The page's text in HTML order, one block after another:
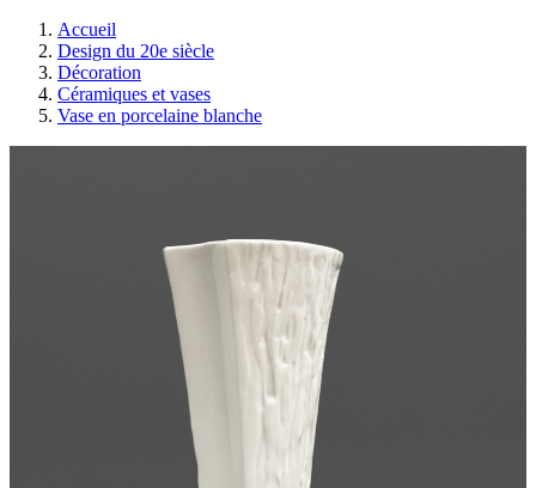
Accueil
Design du 20e siècle
Décoration
Céramiques et vases
Vase en porcelaine blanche